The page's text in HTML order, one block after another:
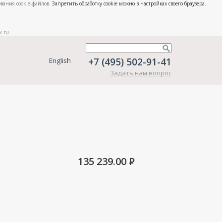
cookie-файлов. Запретить обработку cookie можно в настройках своего браузера.
English +7 (495) 502-91-41
Задать нам вопрос
135 239.00 P